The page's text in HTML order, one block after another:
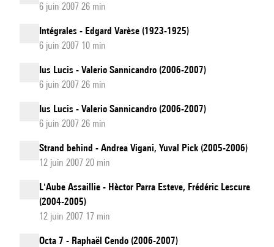
6 juin 2007 26 min
Intégrales - Edgard Varèse (1923-1925)
6 juin 2007 10 min
Ius Lucis - Valerio Sannicandro (2006-2007)
6 juin 2007 26 min
Ius Lucis - Valerio Sannicandro (2006-2007)
6 juin 2007 26 min
Strand behind - Andrea Vigani, Yuval Pick (2005-2006)
12 juin 2007 20 min
L'Aube Assaillie - Hèctor Parra Esteve, Frédéric Lescure
(2004-2005)
12 juin 2007 17 min
Octa 7 - Raphaël Cendo (2006-2007)